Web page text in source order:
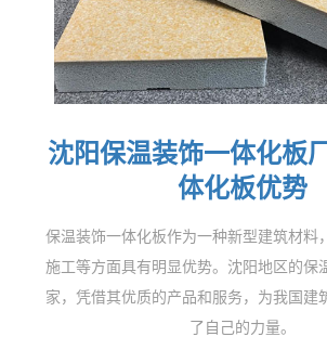
沈阳保温装饰一体化板
体化板优势
保温装饰一体化板作为一种新型建筑材料
施工等方面具有明显优势。沈阳地区的保
家，凭借其优质的产品和服务，为我国建
了自己的力量。